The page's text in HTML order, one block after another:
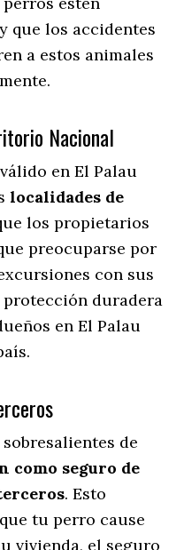
que los accidentes
a estos animales
Nacional
en El Palau
localidades de
los propietarios
preocuparse por
con sus
protección duradera
en El Palau
de
como seguro de
. Esto
tu perro cause
vivienda, el seguro